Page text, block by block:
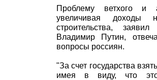
Проблему ветхого и
увеличивая доходы
строительства,
Владимир Путин,
вопросы россиян.
"За счет государства
имея в виду, что это